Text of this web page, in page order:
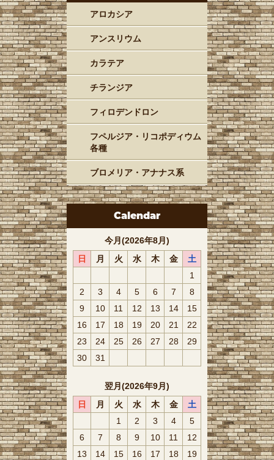
アロカシア
アンスリウム
カラテア
チランジア
フィロデンドロン
フペルジア・リコポディウム
各種
ブロメリア・アナナス系
Calendar
今月(2026年8月)
日
月 火 水 木 金
土
1
2
3 4 5 6 7
8
9
10 11 12 13 14
15
16
17 18 19 20 21
22
23
24 25 26 27 28
29
30
31
翌月(2026年9月)
日
月 火 水 木 金
土
1
2 3 4
5
6
7 8 9 10 11
12
13
14 15 16 17 18 19